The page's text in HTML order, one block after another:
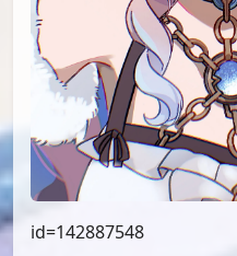
id=142887548